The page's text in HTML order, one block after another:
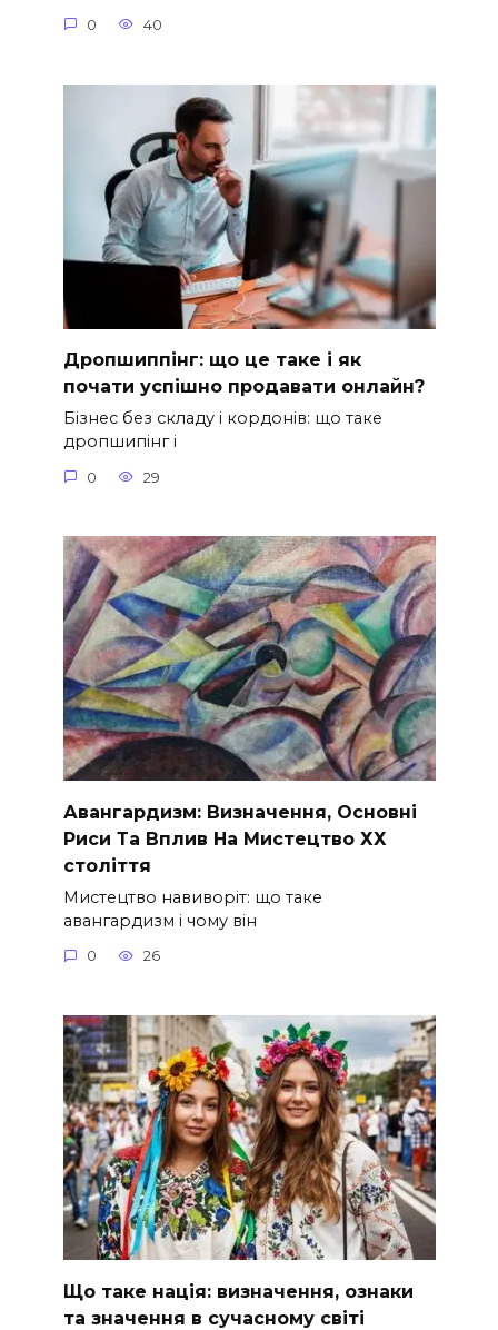
0 40
Дропшиппінг: що це таке і як
почати успішно продавати онлайн?
Бізнес без складу і кордонів: що таке
дропшипінг і
0 29
Авангардизм: Визначення, Основні
Риси Та Вплив На Мистецтво ХХ
століття
Мистецтво навиворіт: що таке
авангардизм і чому він
0 26
Що таке нація: визначення, ознаки
та значення в сучасному світі